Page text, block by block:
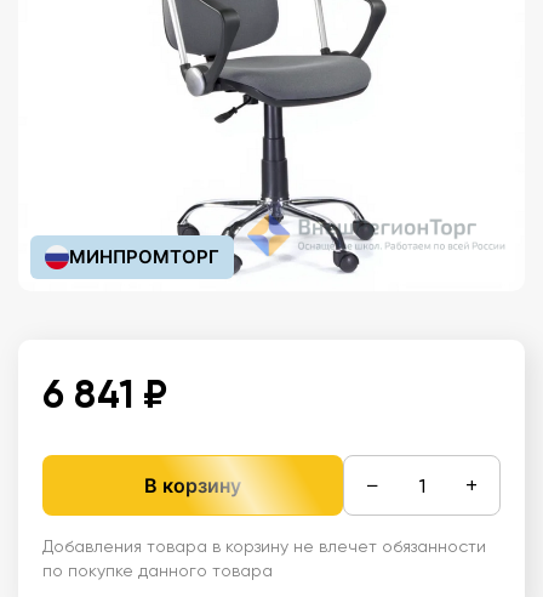
МИНПРОМТОРГ
6 841 ₽
В корзину − +
Добавления товара в корзину не влечет обязанности
по покупке данного товара